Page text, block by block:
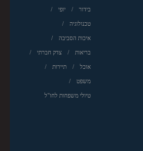
בידור יופי
טכנולוגיה
איכות הסביבה
בריאות צדק חברתי
אוכל תיירות
משפט
טיולי משפחות לחו"ל